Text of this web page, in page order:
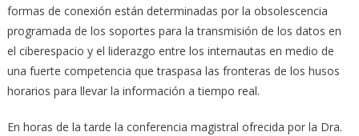
formas de conexión están determinadas por la obsolescencia
programada de los soportes para la transmisión de los datos en
el ciberespacio y el liderazgo entre los internautas en medio de
una fuerte competencia que traspasa las fronteras de los husos
horarios para llevar la información a tiempo real.
En horas de la tarde la conferencia magistral ofrecida por la Dra.